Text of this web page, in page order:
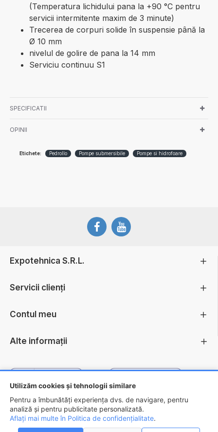
Utilizăm cookies și tehnologii similare
Pentru a îmbunătăți experiența dvs. de navigare, pentru
analiză și pentru publicitate personalizată.
Aflați mai multe în Politica de confidențialitate.
(Temperatura lichidului pana la +90 °C pentru
servicii intermitente maxim de 3 minute)
Trecerea de corpuri solide în suspensie până la
Ø 10 mm
nivelul de golire de pana la 14 mm
Serviciu continuu S1
SPECIFICATII
OPINII
Etichete: Pedrollo Pompe submersibile Pompe si hidrofoare
Expotehnica S.R.L.
Servicii clienți
Contul meu
Alte informații
Copyright © 2026 - EXPOTEHNICA S.R.L.